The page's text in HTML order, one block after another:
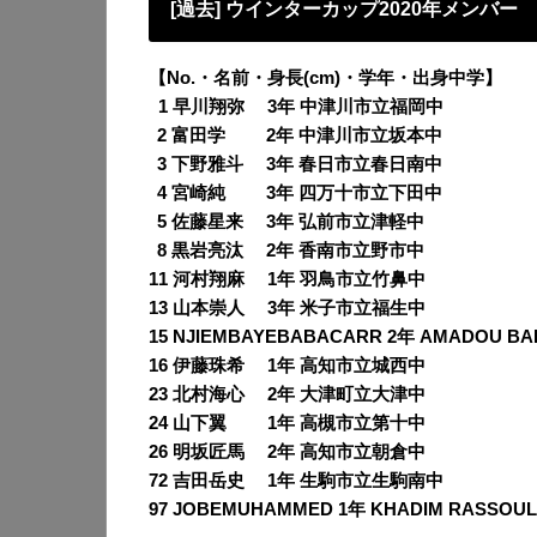
[過去] ウインターカップ2020年メンバー
【No.・名前・身長(cm)・学年・出身中学】
1 早川翔弥 3年 中津川市立福岡中
2 富田学 2年 中津川市立坂本中
3 下野雅斗 3年 春日市立春日南中
4 宮崎純 3年 四万十市立下田中
5 佐藤星来 3年 弘前市立津軽中
8 黒岩亮汰 2年 香南市立野市中
11 河村翔麻 1年 羽鳥市立竹鼻中
13 山本崇人 3年 米子市立福生中
15 NJIEMBAYEBABACARR 2年 AMADOU
16 伊藤珠希 1年 高知市立城西中
23 北村海心 2年 大津町立大津中
24 山下翼 1年 高槻市立第十中
26 明坂匠馬 2年 高知市立朝倉中
72 吉田岳史 1年 生駒市立生駒南中
97 JOBEMUHAMMED 1年 KHADIM RASSOUL